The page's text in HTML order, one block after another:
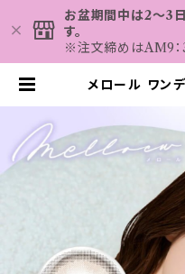
お盆期間中は2～3
す。
※注文締めはAM9：
メロール ワンデ
る カラコン
コン